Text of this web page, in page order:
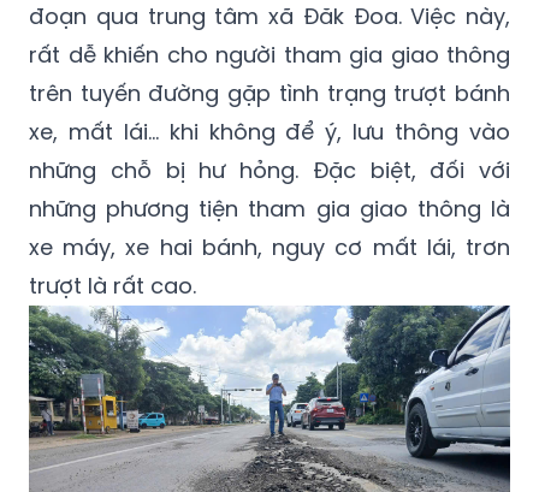
đoạn qua trung tâm xã Đăk Đoa. Việc này,
rất dễ khiến cho người tham gia giao thông
trên tuyến đường gặp tình trạng trượt bánh
xe, mất lái… khi không để ý, lưu thông vào
những chỗ bị hư hỏng. Đặc biệt, đối với
những phương tiện tham gia giao thông là
xe máy, xe hai bánh, nguy cơ mất lái, trơn
trượt là rất cao.